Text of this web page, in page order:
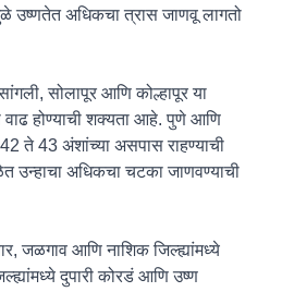
उष्णतेत अधिकचा त्रास जाणवू लागतो
सोलापूर आणि कोल्हापूर या
वाढ होण्याची शक्यता आहे. पुणे आणि
42 ते 43 अंशांच्या असपास राहण्याची
उन्हाचा अधिकचा चटका जाणवण्याची
जळगाव आणि नाशिक जिल्ह्यांमध्ये
दुपारी कोरडं आणि उष्ण